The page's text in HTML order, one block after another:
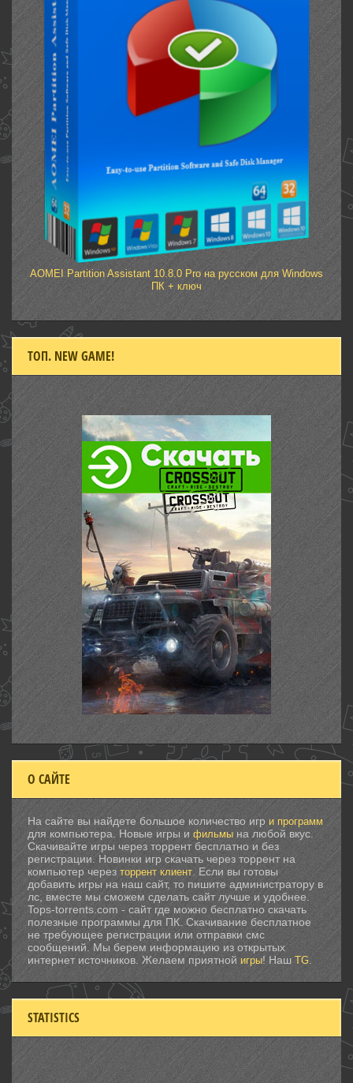
AOMEI Partition Assistant 10.8.0 Pro на русском для Windows
ПК + ключ
ТОП. NEW GAME!
О САЙТЕ
На сайте вы найдете большое количество игр и программ
для компьютера. Новые игры и фильмы на любой вкус.
Скачивайте игры через торрент бесплатно и без
регистрации. Новинки игр скачать через торрент на
компьютер через торрент клиент . Если вы готовы
добавить игры на наш сайт, то пишите администратору в
лс, вместе мы сможем сделать сайт лучше и удобнее.
Tops-torrents.com - сайт где можно бесплатно скачать
полезные программы для ПК. Скачивание бесплатное
не требующее регистрации или отправки смс
сообщений. Мы берем информацию из открытых
интернет источников. Желаем приятной игры! Наш TG
STATISTICS